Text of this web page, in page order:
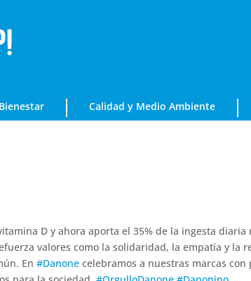
Calidad y Medio Ambiente
D y ahora aporta el 35% de la ingesta diaria
valores como la solidaridad, la empatía y la
En#Danone celebramos a nuestras marcas